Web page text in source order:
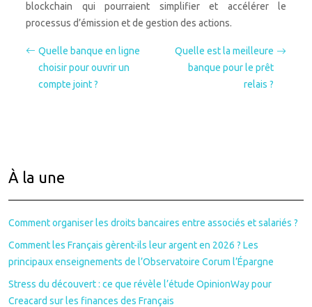
blockchain qui pourraient simplifier et accélérer le
processus d’émission et de gestion des actions.
Quelle banque en ligne
choisir pour ouvrir un
compte joint ?
Quelle est la meilleure
banque pour le prêt
relais ?
À la une
Comment organiser les droits bancaires entre associés et salariés ?
Comment les Français gèrent-ils leur argent en 2026 ? Les
principaux enseignements de l’Observatoire Corum l’Épargne
Stress du découvert : ce que révèle l’étude OpinionWay pour
Creacard sur les finances des Français